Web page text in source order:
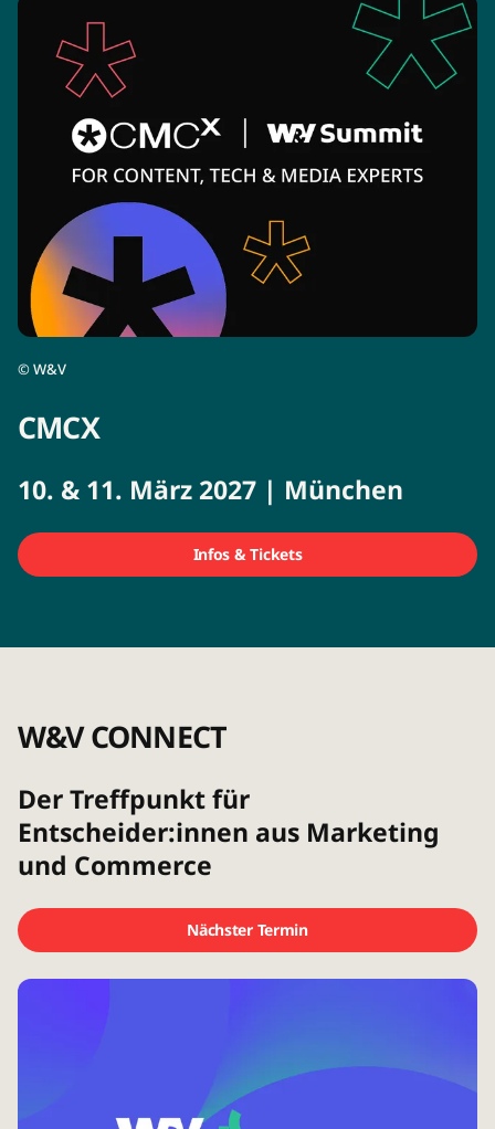
©W&V
CMCX
10. & 11. März 2027 | München
Infos & Tickets
W&V CONNECT
Der Treffpunkt für
Entscheider:innen aus Marketing
und Commerce
Nächster Termin